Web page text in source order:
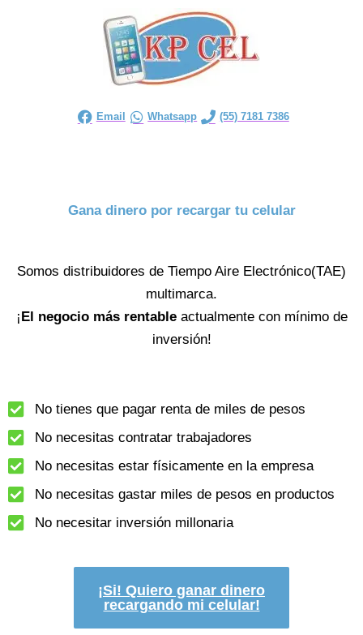
Email Whatsapp (55) 7181 7386
Gana dinero por recargar tu celular
Somos distribuidores de Tiempo Aire Electrónico(TAE)
multimarca.
¡El negocio más rentableactualmente con mínimo de
inversión!
No tienes que pagar renta de miles de pesos
No necesitas contratar trabajadores
No necesitas estar físicamente en la empresa
No necesitas gastar miles de pesos en productos
No necesitar inversión millonaria
¡Si! Quiero ganar dinero
recargando mi celular!